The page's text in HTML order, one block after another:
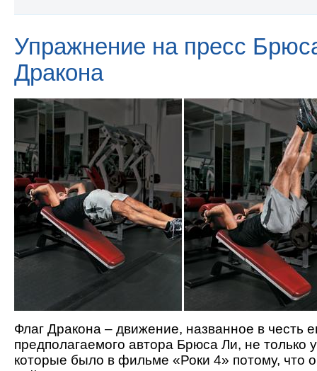
Упражнение на пресс
Дракона
Флаг Дракона – движение, названное в честь
предполагаемого автора Брюса Ли, не только
которые было в фильме «Роки 4» потому, что